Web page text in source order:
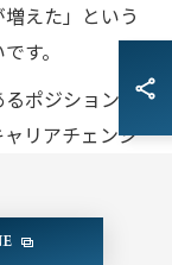
えた」という
す。
ポジションに
リアチェンジ
して挑戦でき
大きな魅力で